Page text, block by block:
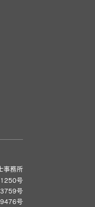
事務所
号
号
号